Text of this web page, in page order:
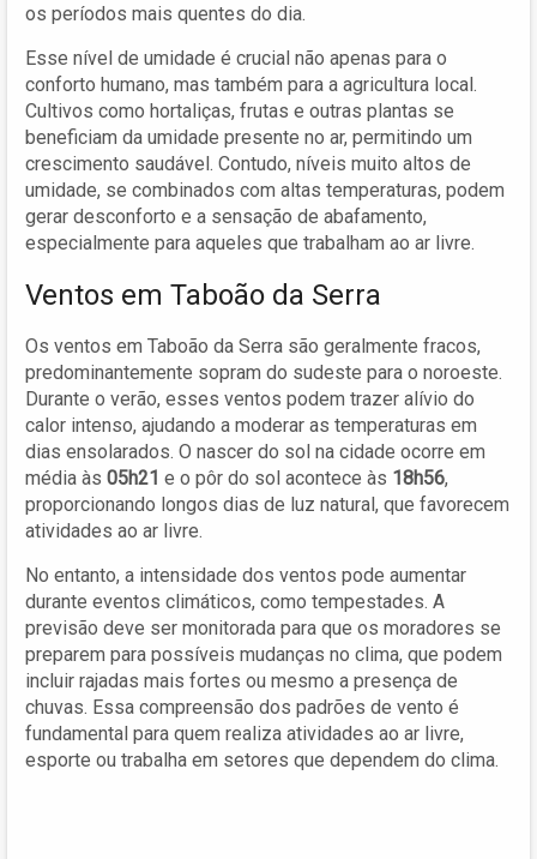
os períodos mais quentes do dia.
Esse nível de umidade é crucial não apenas para o
conforto humano, mas também para a agricultura local.
Cultivos como hortaliças, frutas e outras plantas se
beneficiam da umidade presente no ar, permitindo um
crescimento saudável. Contudo, níveis muito altos de
umidade, se combinados com altas temperaturas, podem
gerar desconforto e a sensação de abafamento,
especialmente para aqueles que trabalham ao ar livre.
Ventos em Taboão da Serra
Os ventos em Taboão da Serra são geralmente fracos,
predominantemente sopram do sudeste para o noroeste.
Durante o verão, esses ventos podem trazer alívio do
calor intenso, ajudando a moderar as temperaturas em
dias ensolarados. O nascer do sol na cidade ocorre em
média às 05h21 e o pôr do sol acontece às 18h56,
proporcionando longos dias de luz natural, que favorecem
atividades ao ar livre.
No entanto, a intensidade dos ventos pode aumentar
durante eventos climáticos, como tempestades. A
previsão deve ser monitorada para que os moradores se
preparem para possíveis mudanças no clima, que podem
incluir rajadas mais fortes ou mesmo a presença de
chuvas. Essa compreensão dos padrões de vento é
fundamental para quem realiza atividades ao ar livre,
esporte ou trabalha em setores que dependem do clima.